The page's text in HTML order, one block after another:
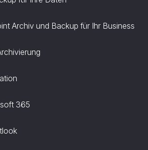
Archiv und Backup für Ihr Business
365